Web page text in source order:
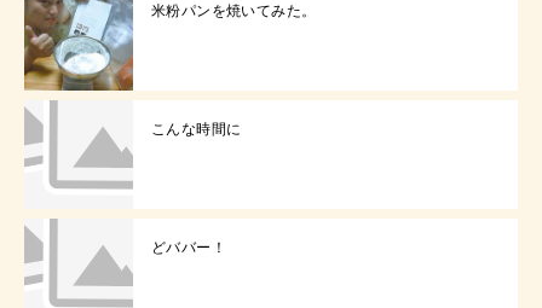
米粉パンを焼いてみた。
こんな時間に
どババー！